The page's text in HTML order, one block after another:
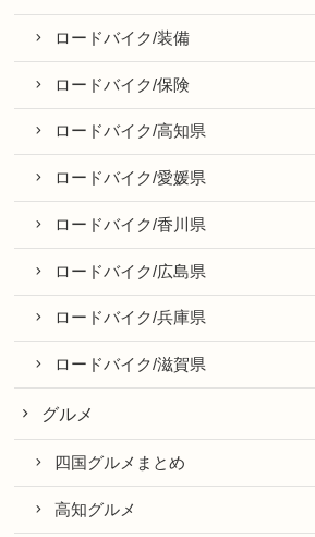
ロードバイク/装備
ロードバイク/保険
ロードバイク/高知県
ロードバイク/愛媛県
ロードバイク/香川県
ロードバイク/広島県
ロードバイク/兵庫県
ロードバイク/滋賀県
グルメ
四国グルメまとめ
高知グルメ